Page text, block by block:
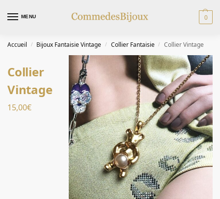
MENU 0
Accueil / Bijoux Fantaisie Vintage / Collier Fantaisie / Collier Vintage
Collier
Vintage
15,00€